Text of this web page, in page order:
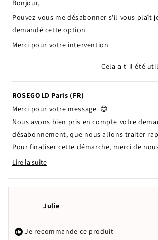
crédits
• L’abonnement est 100 % sans
premier mois gratuit, vous pouvez bien sûr
facilement depuis votre compte.
Nous restons à votre disposition si vous
question 💕
étoiles
Bonjour,
Pouvez-vous me désabonner s'il vous plaît
demandé cette option
Merci pour votre intervention
Cela a-t-il été
ROSEGOLD Paris (FR)
Merci pour votre message. 😊
Nous avons bien pris en compte votre
désabonnement, que nous allons traiter
Pour finaliser cette démarche, merci de
e‑mail à l’adresse suivante :
autre question.
Cordialement,
Lire la suite
more
about
reviewJulie
Je recommande ce produit